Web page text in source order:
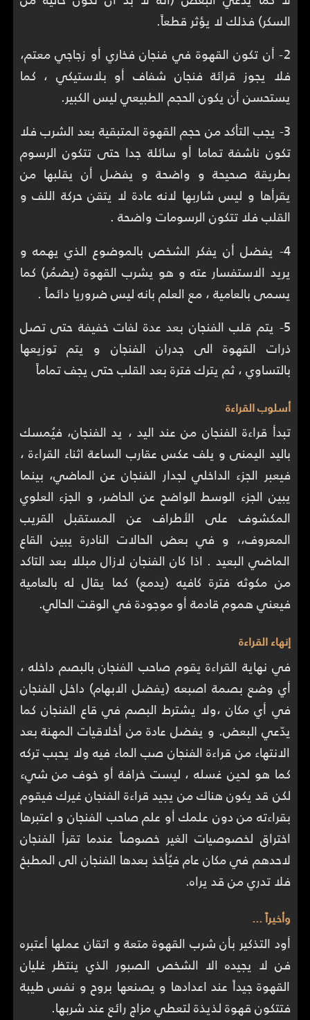
السكر) فذلك لا يؤثر قطعاً.
2- أن تكون القهوة في فنجان فخاري أو زجاجي معتم،
فلا يجوز قرائة فنجان شفاف أو بلاستيكي ، كما
يستحسن أن يكون الحجم الطبيعي ليس الكبير.
3- يجب التأكد من حجم القهوة المتبقية بعد الشرب فلا
تكون ناشفة تماما أو سائلة جدا حتى تتكون الرسوم
بطريقة صحيحة و واضحة و يفضل أن يقلبها من
يقرأها و ليس شاربها لانه عادة لا يتقن حركة اللف و
القلب فلا تتكون الرسومات واضحة .
4- يفضل أن يفكر الشخص بالموضوع الذي يهمه و
يريد الاستفسار عته و هو يشرب القهوة (يضمُر) كما
يسمى بالعامية ، مع العلم بانه ليس ضروريا دائماً .
5- يتم قلب الفنجان بعد عدة لفات خفيفة حتى تصل
ذرات القهوة الى جدران الفنجان و يتم توزيعها
بالتساوي ، ثم يترك فترة بعد القلب حتى يجف تماماً
أسلوب القراءة
تبدأ قراءة الفنجان من عند اليد ، يد الفنجان، فيُمسك
باليد اليمنى و يلف عكس عقارب الساعة اثناء القراءة ،
فيعبر الجزء الداخلي لجدار الفنجان عن الماضي، بينما
يبين الجزء الوسط الواضح عن الحاضر، و الجزء العلوي
المكشوف على الأطراف عن المستقبل القريب
المعروف،، و في بعض الحالات النادرة يبين القاع
الماضي البعيد . اذا كان الفنجان لازال مبللا بعد التاكد
من مكوثه فترة كافيه (يدمع) كما يقال له بالعامية
فيعني هموم قادمة أو موجودة في الوقت الحالي.
إنهاء القراءة
في نهاية القراءة يقوم صاحب الفنجان بالبصم داخله ،
أي وضع بصمة اصبعه (يفضل الابهام) داخل الفنجان
في أي مكان ،ولا يشترط البصم في قاع الفنجان كما
يدّعي البعض. و يفضل عادة من أخلاقيات المهنة بعد
الانتهاء من قراءة الفنجان صب الماء فيه ولا يحبب تركه
كما هو لحين غسله ، ليست خرافة أو خوف من شيء
لكن قد يكون هناك من يجيد قراءة الفنجان غيرك فيقوم
بقراءته من دون علمك أو علم صاحب الفنجان و اعتبرها
اختراق لخصوصيات الغير خصوصاً عندما تقرأ الفنجان
لاحدهم في مكان عام فيُأخذ بعدها الفنجان الى المطبخ
فلا تدري من قد يراه.
وأخيراً ...
أود التذكير بأن شرب القهوة متعة و اتقان عملها أعتبره
فن لا يجيده الا الشخص الصبور الذي ينتظر غليان
القهوة جيداً عند اعدادها و يصنعها بروح و نفس طيبة
فتتكون قهوة لذيذة لتعطي مزاج رائع عند شربها.